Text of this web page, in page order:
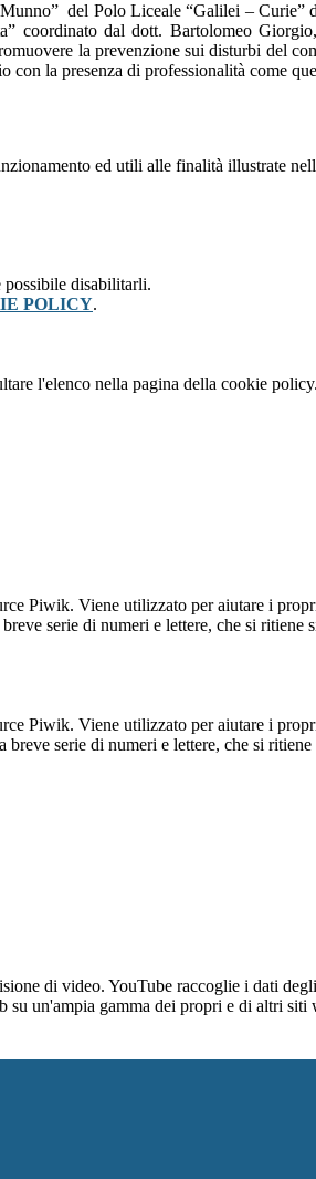
del Polo Liceale “Galilei –
coordinato dal dott. Bartolomeo
la prevenzione sui disturbi del
la presenza di professionalità come
ed utili alle finalità illustrate
possibile disabilitarli.
POLICY.
l'elenco nella pagina della cookie policy.
Piwik. Viene utilizzato per aiutare i
serie di numeri e lettere, che si
Piwik. Viene utilizzato per aiutare i
serie di numeri e lettere, che si
di video. YouTube raccoglie i dati
un'ampia gamma dei propri e di altri siti